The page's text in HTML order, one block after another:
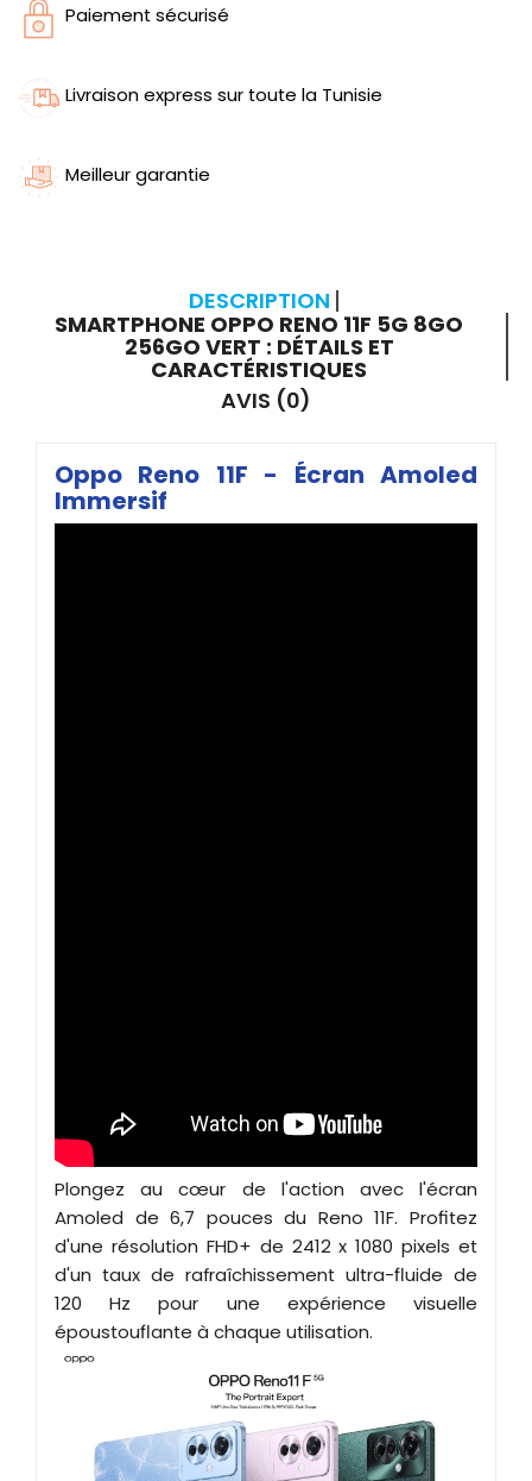
Paiement sécurisé
Livraison express sur toute la Tunisie
Meilleur garantie
DESCRIPTION
SMARTPHONE OPPO RENO 11F 5G 8GO
256GO VERT : DÉTAILS ET
CARACTÉRISTIQUES
AVIS (0)
Oppo Reno 11F - Écran Amoled
Immersif
Plongez au cœur de l'action avec l'écran
Amoled de 6,7 pouces du Reno 11F. Profitez
d'une résolution FHD+ de 2412 x 1080 pixels et
d'un taux de rafraîchissement ultra-fluide de
120 Hz pour une expérience visuelle
époustouflante à chaque utilisation.